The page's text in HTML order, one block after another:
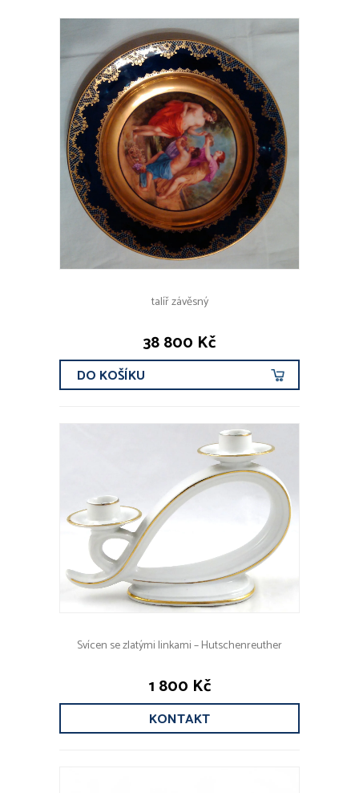
talíř závěsný
38 800 Kč
DO KOŠÍKU
Svícen se zlatými linkami – Hutschenreuther
1 800 Kč
KONTAKT